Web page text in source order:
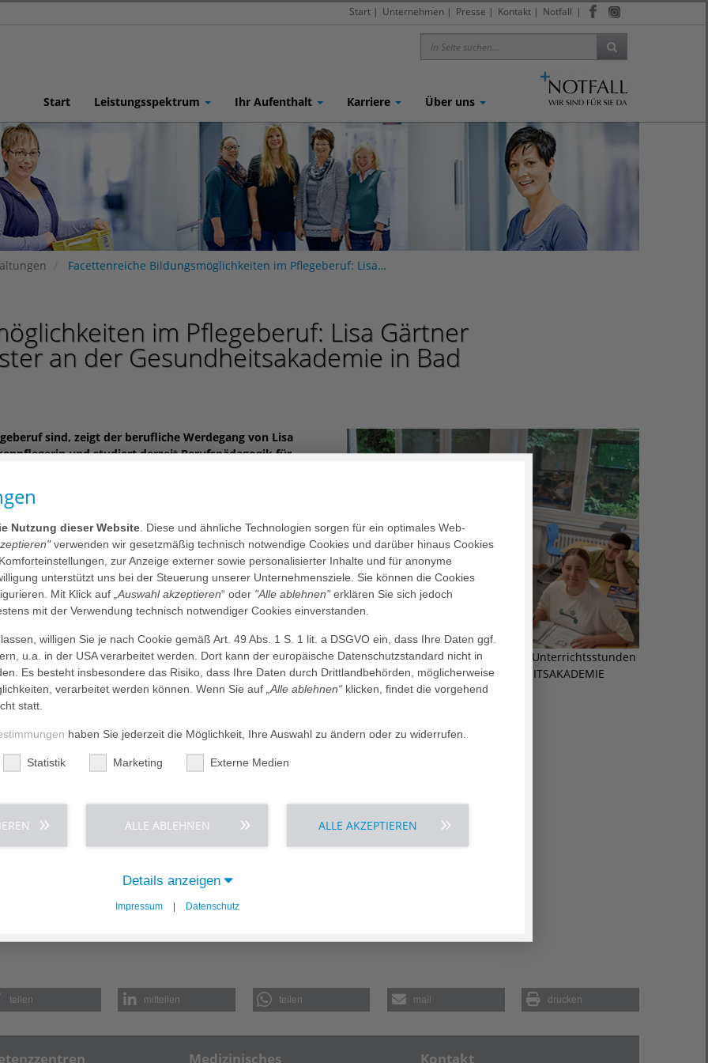
|
Start | Unternehmen | Presse | Kontakt | Notfall
Start Leistungsspektrum Ihr Aufenthalt Karriere Über uns
Facettenreiche Bildungsmöglichkeiten im Pflegeberuf: Lisa…
im Pflegeberuf: Lisa Gärtner
an der Gesundheitsakademie in Bad
sind, zeigt der berufliche Werdegang von Lisa
und studiert derzeit Berufspädagogik für
an der AGAPLESION EV.
mitteilen teilen mail drucken
für Intensivpflege und Anästhesie, Fachpfleger:in im
oder ein pflegewissenschaftliches Studium im Bereich
nur ein kleiner Auszug aus den Möglichkeiten der Fort-
Heike Spors und fügt an: „Einige unserer Schüler:innen
an der Ostfalia Hochschule in
Abitur von 2012 bis 2015 zunächst ihre Ausbildung zur
Jahren im Pflegeberuf hat sie sich dafür entschieden,
immer anspruchsvoller und ich wollte mein
bestmöglich an die Pflegeschüler:innen vermitteln
für das berufsbegleitende Studium Bachelor
an der Hamburger Fern-Hochschule entschieden.
anschließen“, berichtet sie.
an der Berufsfachschule für Pflege in Bad Pyrmont
„Die Dozent:innen haben mich herzlich aufgenommen
von der Gestaltung von Unterrichtsstunden übertragen.
kann ich endlich mein theoretisch erworbenes Wissen
daher sehr.“
denn es gibt zahlreiche Beschäftigungsmöglichkeiten
oder als Lehrkraft oder als Praxisanleiter:in: „Für mich
weiterhin Bezug zur Praxis habe, denn der Pflegeberuf
Lisa Gärtner während ihrer ersten Unterrichtsstunden
an der AGAPLESION EV. GESUNDHEITSAKADEMIE
WESERBERGLAND
teilen mitteilen teilen mail drucken
Medizinisches Kontakt
Nutzung dieser Website . Diese und ähnliche Technologien sorgen für ein optimales Web-
verwenden wir gesetzmäßig technisch notwendige Cookies und darüber hinaus Cookies
zur Anzeige externer sowie personalisierter Inhalte und für anonyme
unterstützt uns bei der Steuerung unserer Unternehmensziele. Sie können die Cookies
Mit Klick auf „Auswahl akzeptieren“ oder "Alle ablehnen"erklären Sie sich jedoch
mit der Verwendung technisch notwendiger Cookies einverstanden.
willigen Sie je nach Cookie gemäß Art. 49 Abs. 1 S. 1 lit. a DSGVO ein, dass Ihre Daten ggf.
u.a. in der USA verarbeitet werden. Dort kann der europäische Datenschutzstandard nicht in
Es besteht insbesondere das Risiko, dass Ihre Daten durch Drittlandbehörden, möglicherweise
verarbeitet werden können. Wenn Sie auf „Alle ablehnen“ klicken, findet die vorgehend
statt.
haben Sie jederzeit die Möglichkeit, Ihre Auswahl zu ändern oder zu widerrufen.
Statistik Marketing Externe Medien
ALLE ABLEHNEN ALLE AKZEPTIEREN
Details anzeigen
Impressum | Datenschutz